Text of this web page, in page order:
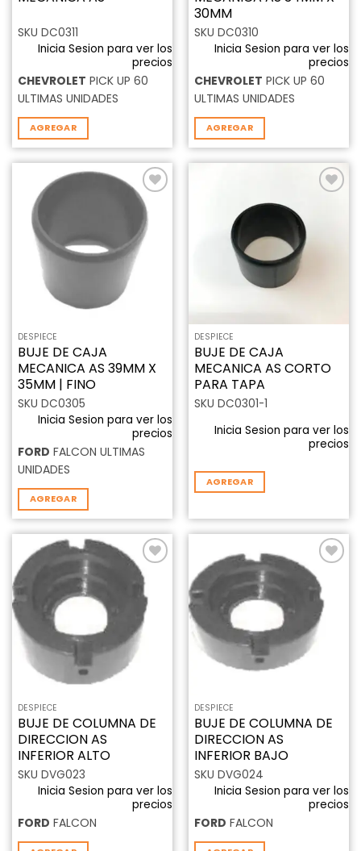
SKU DC0311
Inicia Sesion para ver los
precios
CHEVROLET PICK UP 60
ULTIMAS UNIDADES
AGREGAR
30MM
SKU DC0310
Inicia Sesion para ver los
precios
CHEVROLET PICK UP 60
ULTIMAS UNIDADES
AGREGAR
Añadir
a la
lista de
deseos
DESPIECE
BUJE DE CAJA
MECANICA AS 39MM X
35MM | FINO
SKU DC0305
Inicia Sesion para ver los
precios
FORD FALCON ULTIMAS
UNIDADES
AGREGAR
deseos
DESPIECE
BUJE DE CAJA
MECANICA AS CORTO
PARA TAPA
SKU DC0301-1
Inicia Sesion para ver los
precios
AGREGAR
Añadir
a la
lista de
deseos
DESPIECE
BUJE DE COLUMNA DE
DIRECCION AS
INFERIOR ALTO
SKU DVG023
Inicia Sesion para ver los
precios
FORD FALCON
Añadir
a la
lista de
deseos
DESPIECE
BUJE DE COLUMNA DE
DIRECCION AS
INFERIOR BAJO
SKU DVG024
Inicia Sesion para ver los
precios
FORD FALCON